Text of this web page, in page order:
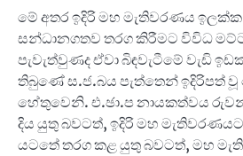
මේ අතර ඉදිරි මහ මැතිවරණය ඉලක්ක
සන්ධානගතව තරග කිරීමට විවිධ
පැවැත්වුණද ඒවා බිඳවැටීමේ වැඩි
තිබුණේ ස.ජ.බය පැත්තෙන් ඉදිරිපත්
හේතුවෙනි. එ.ඡා.ප නායකත්වය
දිය යුතු බවටත්, ඉදිරි මහ
යටතේ තරග කළ යුතු බවටත්, මහ